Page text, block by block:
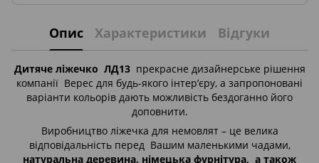
Опис Характеристики Відгуки
Дитяче ліжечко ЛД13прекрасне дизайнерське рішення
компанії Верес для будь-якого інтер’єру, а запропоновані
варіанти кольорів дають можливість бездоганно його
доповнити.
Виробництво ліжечка для немовлят – це велика
відповідальність перед Вашим маленькими чадами,
натуральна деревина, німецька фурнітура, а також